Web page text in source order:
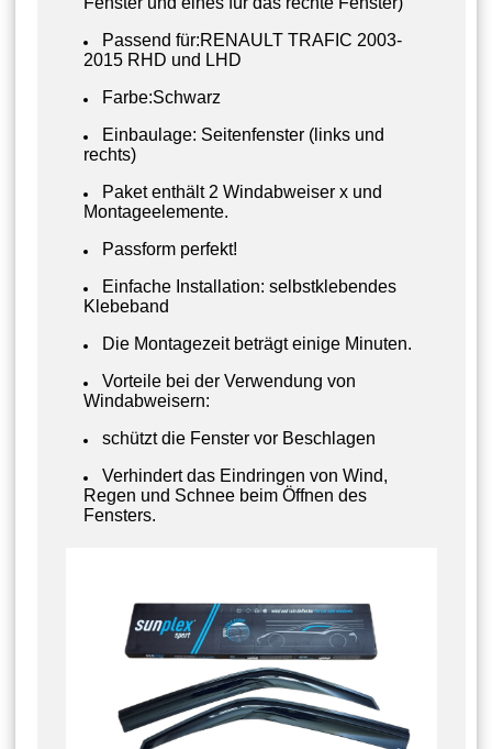
Passend für:RENAULT TRAFIC 2003-
2015 RHD und LHD
Farbe:Schwarz
Einbaulage: Seitenfenster (links und
rechts)
Paket enthält 2 Windabweiser x und
Montageelemente.
Passform perfekt!
Einfache Installation: selbstklebendes
Klebeband
Die Montagezeit beträgt einige Minuten.
Vorteile bei der Verwendung von
Windabweisern:
schützt die Fenster vor Beschlagen
Verhindert das Eindringen von Wind,
Regen und Schnee beim Öffnen des
Fensters.